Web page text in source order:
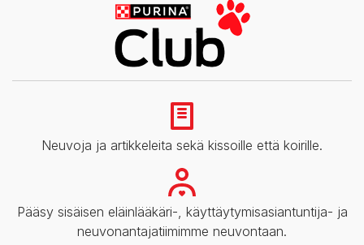
Neuvoja ja artikkeleita sekä kissoille että koirille.
Pääsy sisäisen eläinlääkäri-, käyttäytymisasiantuntija- ja
neuvonantajatiimimme neuvontaan.